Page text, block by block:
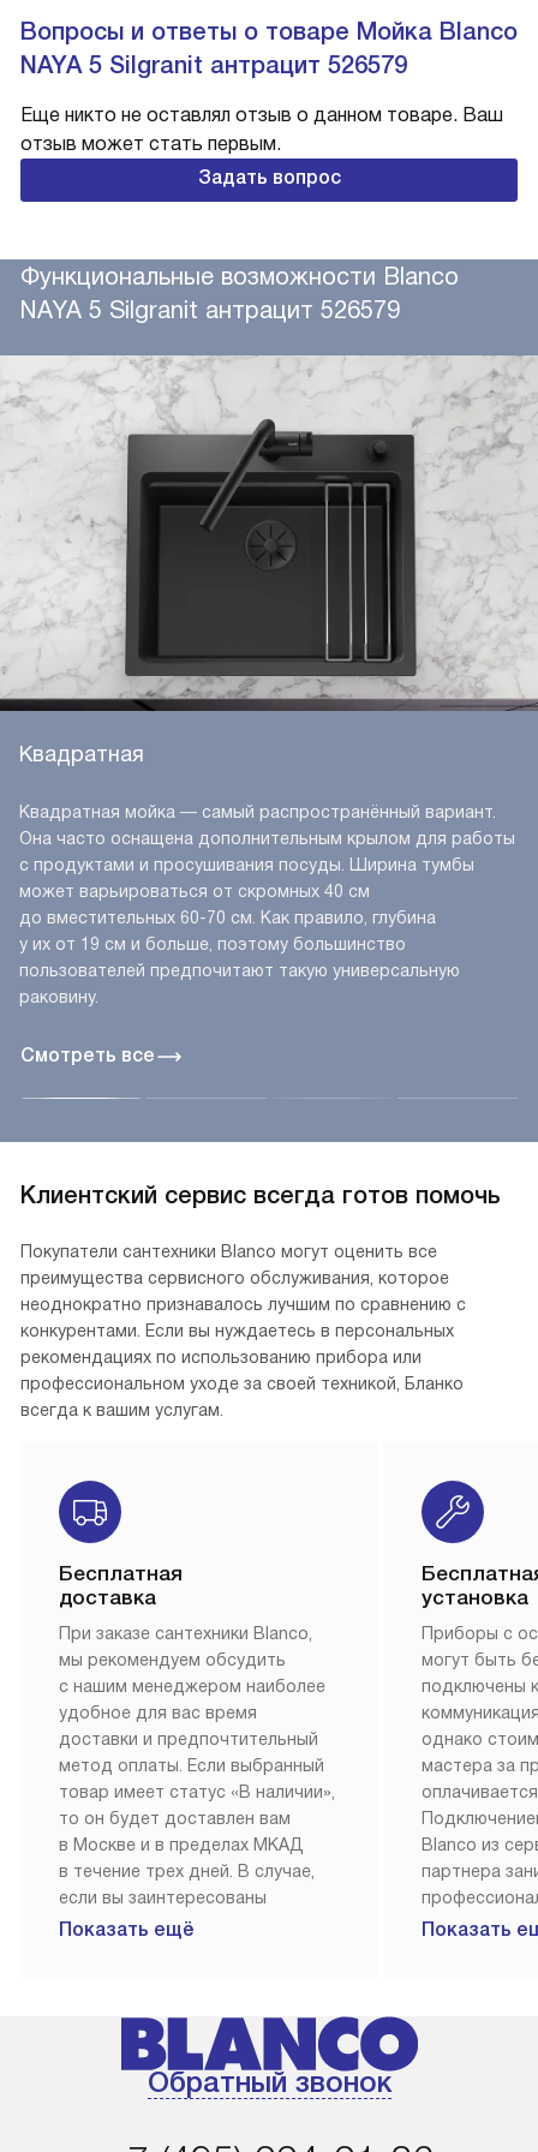
Вопросы и ответы о товаре Мойка Blanco
NAYA 5 Silgranit антрацит 526579
Еще никто не оставлял отзыв о данном товаре. Ваш
отзыв может стать первым.
Задать вопрос
Функциональные возможности Blanco
NAYA 5 Silgranit антрацит 526579
Смотреть все
Квадратная
Квадратная мойка — самый распространённый вариант.
Она часто оснащена дополнительным крылом для работы
с продуктами и просушивания посуды. Ширина тумбы
может варьироваться от скромных 40 см
до вместительных 60-70 см. Как правило, глубина
у их от 19 см и больше, поэтому большинство
пользователей предпочитают такую универсальную
раковину.
Клиентский сервис всегда готов помочь
Покупатели сантехники Blanco могут оценить все
преимущества сервисного обслуживания, которое
неоднократно признавалось лучшим по сравнению с
конкурентами. Если вы нуждаетесь в персональных
рекомендациях по использованию прибора или
профессиональном уходе за своей техникой, Бланко
всегда к вашим услугам.
Бесплатная
доставка
При заказе сантехники Blanco,
мы рекомендуем обсудить
с нашим менеджером наиболее
удобное для вас время
доставки и предпочтительный
метод оплаты. Если выбранный
товар имеет статус «В наличии»,
то он будет доставлен вам
в Москве и в пределах МКАД
в течение трех дней. В случае,
если вы заинтересованы
в товаре, который доступен
менеджером на сайте. Товары
с особым лейблом
доставляются бесплатно
Показать ещё
установка
Приборы с
могут быть
подключены
однако
мастера за
Blanco из
партнера
Наш сервис
Показать
Обратный звонок